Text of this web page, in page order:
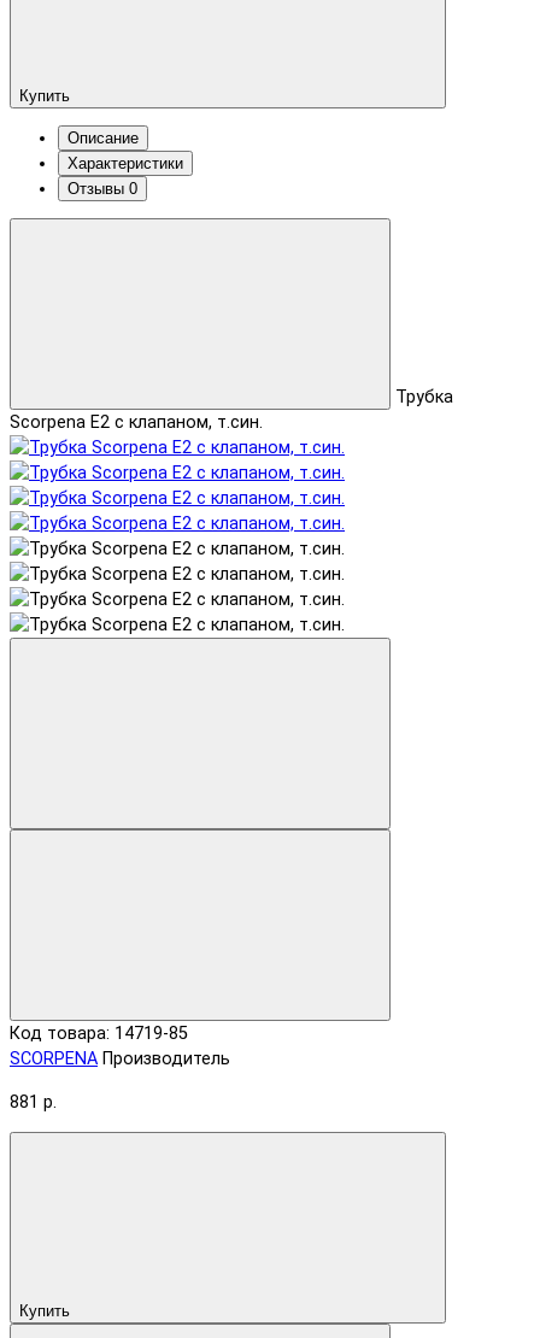
Купить
Описание
Характеристики
Отзывы 0
Трубка
Scorpena E2 с клапаном, т.син.
Код товара: 14719-85
SCORPENA Производитель
881 р.
Купить